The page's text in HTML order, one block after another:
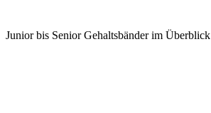
Junior bis Senior Gehaltsbänder im Überblick